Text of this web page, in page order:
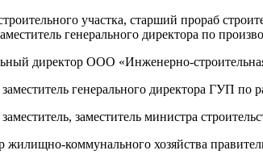
участка, старший прораб
генерального директора по
директор ООО «Инженерно-
генерального директора ГУП по
заместитель министра
жилищно-коммунального хозяйства